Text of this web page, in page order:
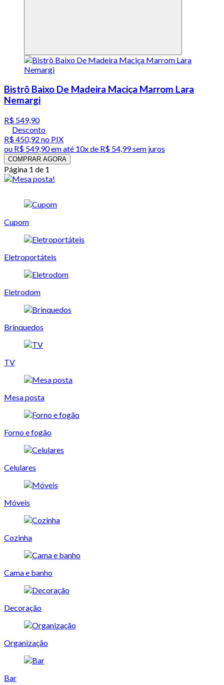
Bistrô Baixo De Madeira Maciça Marrom Lara
Nemargi
R$ 549,90
Desconto
R$ 450,92 no PIX
ou R$ 549,90em até 10x de R$ 54,99 sem juros
COMPRAR AGORA
Página 1 de 1
Cupom
Eletroportáteis
Eletrodom
Brinquedos
TV
Mesa posta
Forno e fogão
Celulares
Móveis
Cozinha
Cama e banho
Decoração
Organização
Bar